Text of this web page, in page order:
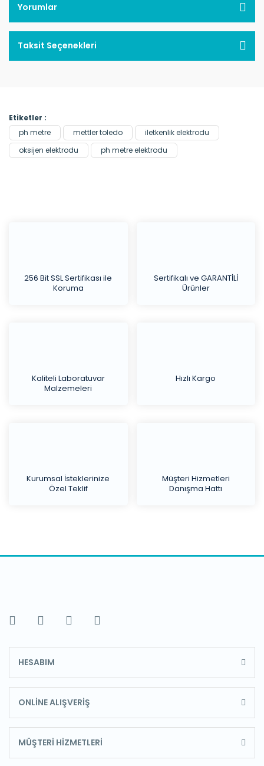
Yorumlar
Taksit Seçenekleri
Etiketler :
ph metre
mettler toledo
iletkenlik elektrodu
oksijen elektrodu
ph metre elektrodu
256 Bit SSL Sertifikası ile
Koruma
Sertifikalı ve GARANTİLİ
Ürünler
Kaliteli Laboratuvar
Malzemeleri
Hızlı Kargo
Kurumsal İsteklerinize
Özel Teklif
Müşteri Hizmetleri
Danışma Hattı
HESABIM
ONLİNE ALIŞVERİŞ
MÜŞTERİ HİZMETLERİ